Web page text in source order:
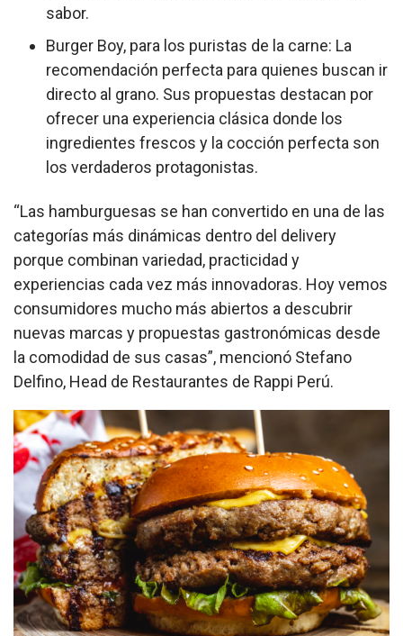
sabor.
Burger Boy, para los puristas de la carne: La
recomendación perfecta para quienes buscan ir
directo al grano. Sus propuestas destacan por
ofrecer una experiencia clásica donde los
ingredientes frescos y la cocción perfecta son
los verdaderos protagonistas.
“Las hamburguesas se han convertido en una de las
categorías más dinámicas dentro del delivery
porque combinan variedad, practicidad y
experiencias cada vez más innovadoras. Hoy vemos
consumidores mucho más abiertos a descubrir
nuevas marcas y propuestas gastronómicas desde
la comodidad de sus casas”, mencionó Stefano
Delfino, Head de Restaurantes de Rappi Perú.